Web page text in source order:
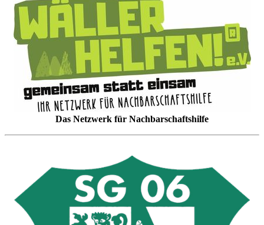
Das Netzwerk für Nachbarschaftshilfe